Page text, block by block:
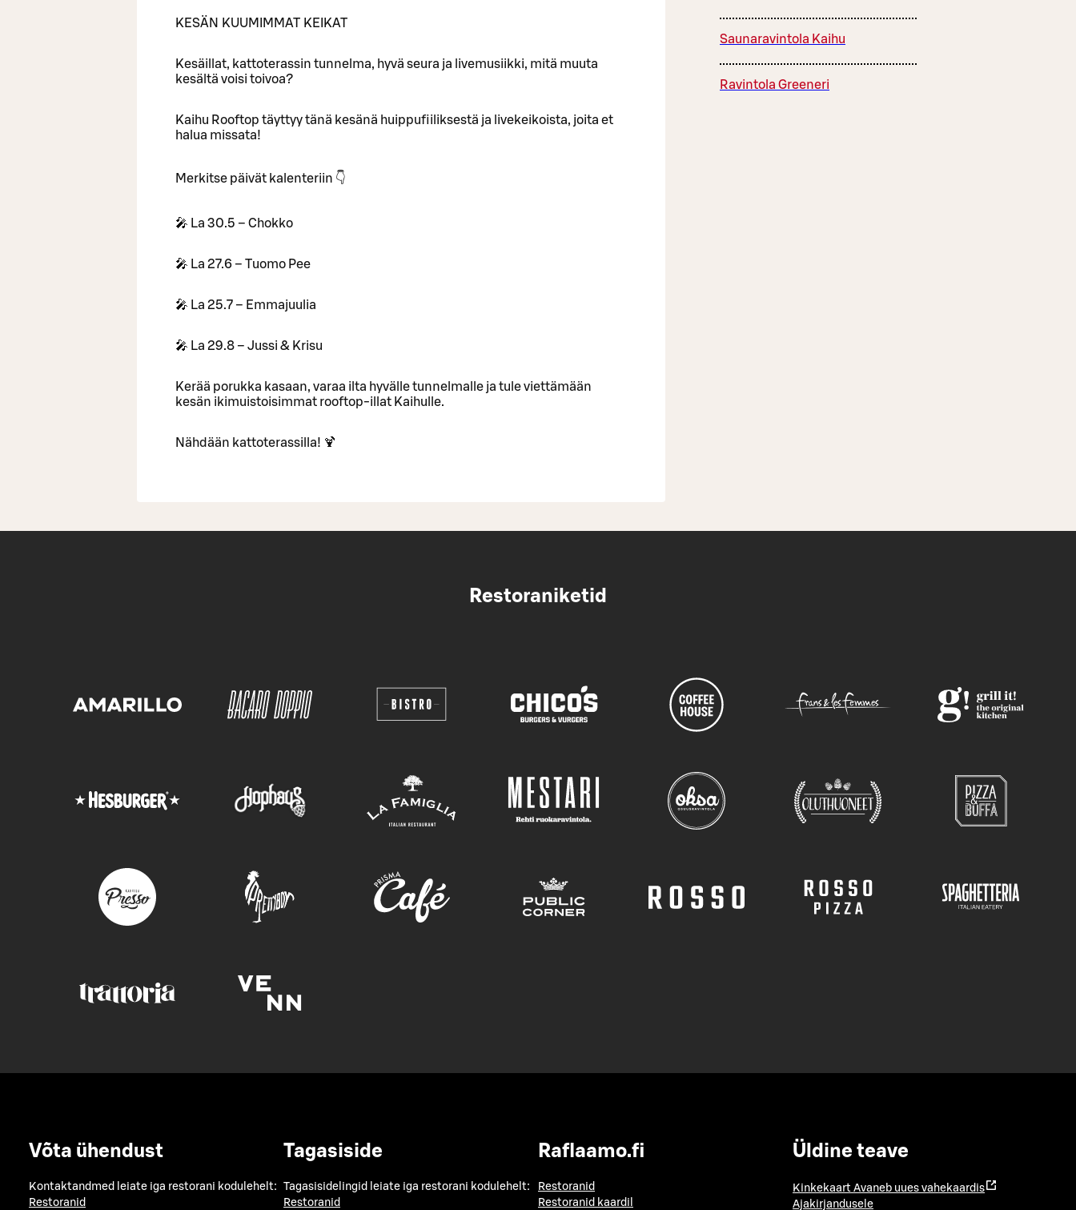
KESÄN KUUMIMMAT KEIKAT
Kesäillat, kattoterassin tunnelma, hyvä seura ja livemusiikki, mitä muuta
kesältä voisi toivoa?
Kaihu Rooftop täyttyy tänä kesänä huippufiiliksestä ja livekeikoista, joita et
halua missata!
Merkitse päivät kalenteriin 👇
🎤 La 30.5 – Chokko
🎤 La 27.6 – Tuomo Pee
🎤 La 25.7 – Emmajuulia
🎤 La 29.8 – Jussi & Krisu
Kerää porukka kasaan, varaa ilta hyvälle tunnelmalle ja tule viettämään
kesän ikimuistoisimmat rooftop-illat Kaihulle.
Nähdään kattoterassilla! 🍹
Saunaravintola Kaihu
Ravintola Greeneri
Restoraniketid
Võta ühendust
Kontaktandmed leiate iga restorani kodulehelt:
Restoranid
Tagasiside
Tagasisidelingid leiate iga restorani kodulehelt:
Restoranid
Raflaamo.fi
Restoranid
Restoranid kaardil
Üldine teave
Kinkekaart Avaneb uues vahekaardis
Ajakirjandusele